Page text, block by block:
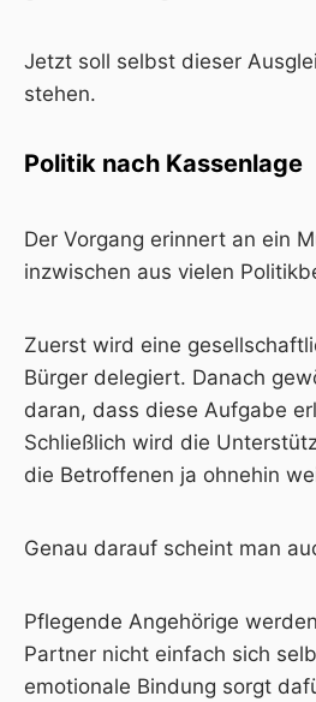
Jetzt soll selbst dieser
stehen.
Politik nach Kassenlage
Der Vorgang erinnert an ein
inzwischen aus vielen
Zuerst wird eine
Bürger delegiert. Danach
daran, dass diese Aufgabe
Schließlich wird die
die Betroffenen ja ohnehin
Genau darauf scheint man
Pflegende Angehörige
Partner nicht einfach sich
emotionale Bindung sorgt